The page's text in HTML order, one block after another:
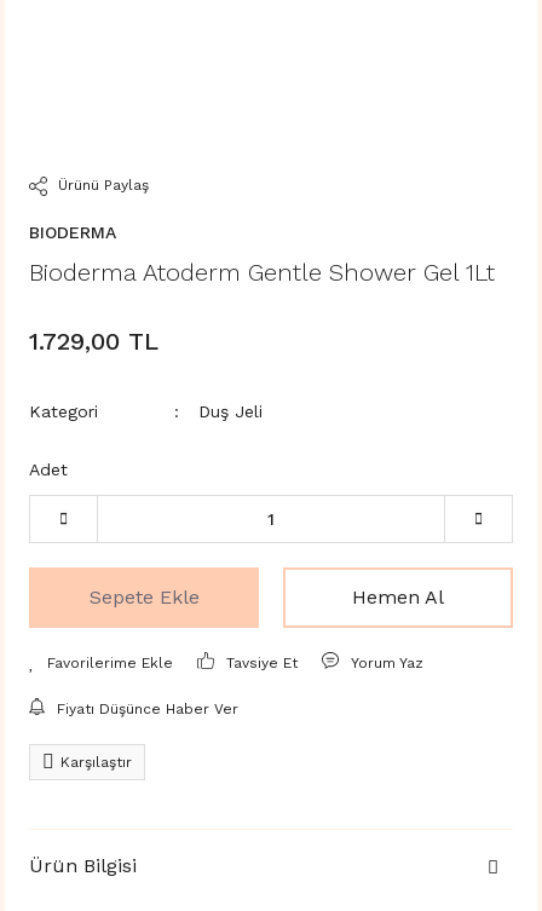
Ürünü Paylaş
BIODERMA
Bioderma Atoderm Gentle Shower Gel 1Lt
1.729,00 TL
Kategori Duş Jeli
Adet
Sepete Ekle Hemen Al
Tavsiye Et Yorum Yaz
Fiyatı Düşünce Haber Ver
Karşılaştır
Ürün Bilgisi